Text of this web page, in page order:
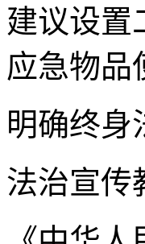
建议设置
应急物品
明确终身
法治宣传